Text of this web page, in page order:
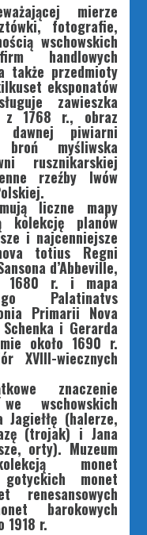
mierze
fotografie,
wschowskich
handlowych
także przedmioty
eksponatów
zawieszka
z 1768 r., obraz
piwiarni
myśliwska
rusznikarskiej
rzeźby lwów
liczne mapy
planów
i najcenniejsze
totius Regni
d’Abbeville,
1680 r. i mapa
Palatinatvs
Primarii Nova
i Gerarda
około 1690 r.
XVIII-wiecznych
znaczenie
wschowskich
Jagiełłę (halerze,
(trojak) i Jana
orty). Muzeum
monet
monet
renesansowych
barokowych
1918 r.